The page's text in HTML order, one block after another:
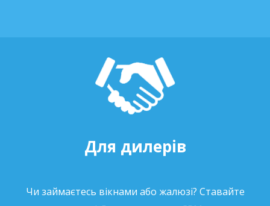
Для дилерів
Чи займаєтесь вікнами або жалюзі? Ставайте